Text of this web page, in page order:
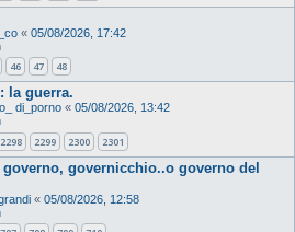
« 05/08/2026, 17:42
46 47 48
la guerra.
di_porno « 05/08/2026, 13:42
2298 2299 2300 2301
governicchio..o governo del
« 05/08/2026, 12:58